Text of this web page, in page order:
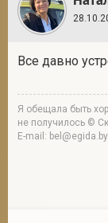
Все давно
Я обещала быть
не получилось ©
E-mail: bel@egida.by